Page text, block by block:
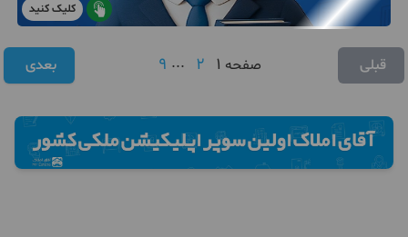
کلیک کنید
قبلی صفحه 1
2
...
9 بعدی